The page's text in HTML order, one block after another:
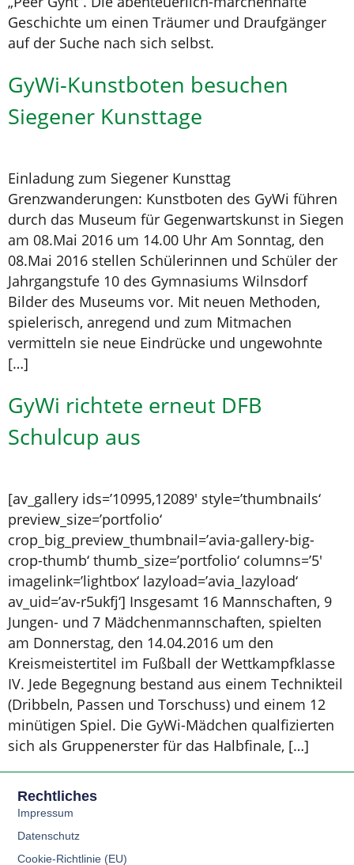
Geschichte um einen Träumer und Draufgänger
auf der Suche nach sich selbst.
GyWi-Kunstboten besuchen
Siegener Kunsttage
Einladung zum Siegener Kunsttag
Grenzwanderungen: Kunstboten des GyWi führen
durch das Museum für Gegenwartskunst in Siegen
am 08.Mai 2016 um 14.00 Uhr Am Sonntag, den
08.Mai 2016 stellen Schülerinnen und Schüler der
Jahrgangstufe 10 des Gymnasiums Wilnsdorf
Bilder des Museums vor. Mit neuen Methoden,
spielerisch, anregend und zum Mitmachen
vermitteln sie neue Eindrücke und ungewohnte
[…]
GyWi richtete erneut DFB
Schulcup aus
[av_gallery ids=’10995,12089′ style=’thumbnails‘
preview_size=’portfolio‘
crop_big_preview_thumbnail=’avia-gallery-big-
crop-thumb‘ thumb_size=’portfolio‘ columns=’5′
imagelink=’lightbox‘ lazyload=’avia_lazyload‘
av_uid=’av-r5ukfj‘] Insgesamt 16 Mannschaften, 9
Jungen- und 7 Mädchenmannschaften, spielten
am Donnerstag, den 14.04.2016 um den
Kreismeistertitel im Fußball der Wettkampfklasse
IV. Jede Begegnung bestand aus einem Technikteil
(Dribbeln, Passen und Torschuss) und einem 12
minütigen Spiel. Die GyWi-Mädchen qualfizierten
sich als Gruppenerster für das Halbfinale, […]
Rechtliches
Impressum
Datenschutz
Cookie-Richtlinie (EU)